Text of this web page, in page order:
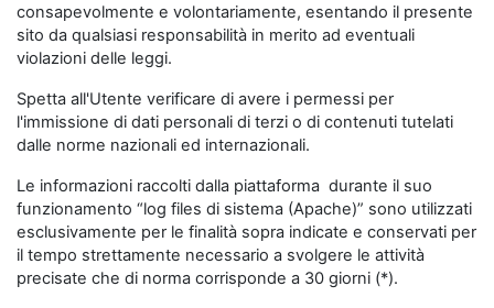
consapevolmente e volontariamente, esentando il presente
sito da qualsiasi responsabilità in merito ad eventuali
violazioni delle leggi.
Spetta all'Utente verificare di avere i permessi per
l'immissione di dati personali di terzi o di contenuti tutelati
dalle norme nazionali ed internazionali.
Le informazioni raccolti dalla piattaforma durante il suo
funzionamento “log files di sistema (Apache)” sono utilizzati
esclusivamente per le finalità sopra indicate e conservati per
il tempo strettamente necessario a svolgere le attività
precisate che di norma corrisponde a 30 giorni (*).